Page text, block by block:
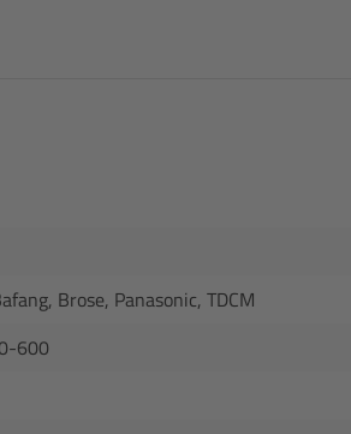
Brose, Panasonic, TDCM
600